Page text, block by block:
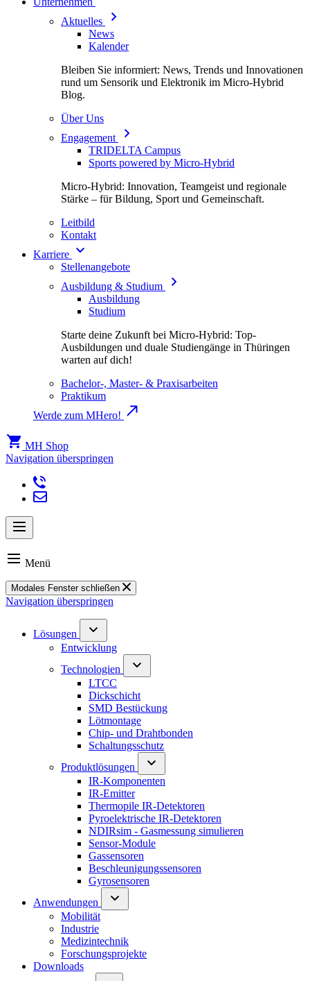
Aktuelles
News
Kalender
Bleiben Sie informiert: News, Trends und Innovationen
rund um Sensorik und Elektronik im Micro-Hybrid
Blog.
Über Uns
Engagement
TRIDELTA Campus
Sports powered by Micro-Hybrid
Micro-Hybrid: Innovation, Teamgeist und regionale
Stärke – für Bildung, Sport und Gemeinschaft.
Leitbild
Kontakt
Karriere
Stellenangebote
Ausbildung & Studium
Ausbildung
Studium
Starte deine Zukunft bei Micro-Hybrid: Top-
Ausbildungen und duale Studiengänge in Thüringen
warten auf dich!
Bachelor-, Master- & Praxisarbeiten
Praktikum
Werde zum MHero!
MH Shop
Navigation überspringen
Menü
Modales Fenster schließen
Navigation überspringen
Lösungen
Entwicklung
Technologien
LTCC
Dickschicht
SMD Bestückung
Lötmontage
Chip- und Drahtbonden
Schaltungsschutz
Produktlösungen
IR-Komponenten
IR-Emitter
Thermopile IR-Detektoren
Pyroelektrische IR-Detektoren
NDIRsim - Gasmessung simulieren
Sensor-Module
Gassensoren
Beschleunigungssensoren
Gyrosensoren
Anwendungen
Mobilität
Industrie
Medizintechnik
Forschungsprojekte
Downloads